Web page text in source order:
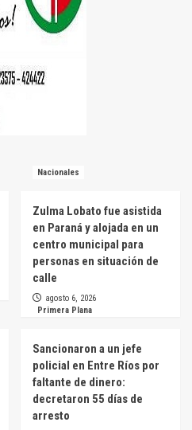
Nacionales
Zulma Lobato fue asistida
en Paraná y alojada en un
centro municipal para
personas en situación de
calle
agosto 6, 2026
Primera Plana
Sancionaron a un jefe
policial en Entre Ríos por
faltante de dinero:
decretaron 55 días de
arresto